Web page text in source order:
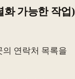
화 가능한 작업)
의 연락처 목록을